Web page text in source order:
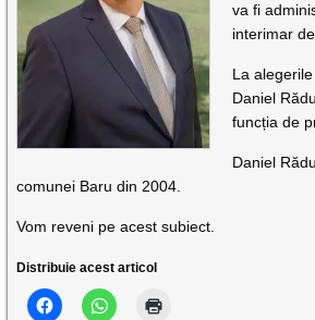
va fi
interimar
La
Daniel
funcția de
Daniel
comunei Baru din 2004.
Vom reveni pe acest subiect.
Distribuie acest articol